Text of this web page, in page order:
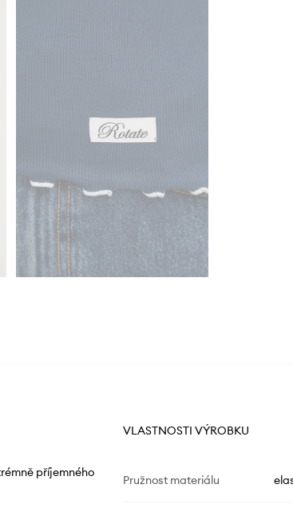
příjemného
VLASTNOSTI VÝROBKU
Pružnost materiálu